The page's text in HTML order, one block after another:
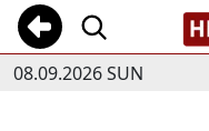
08.09.2026 SUN